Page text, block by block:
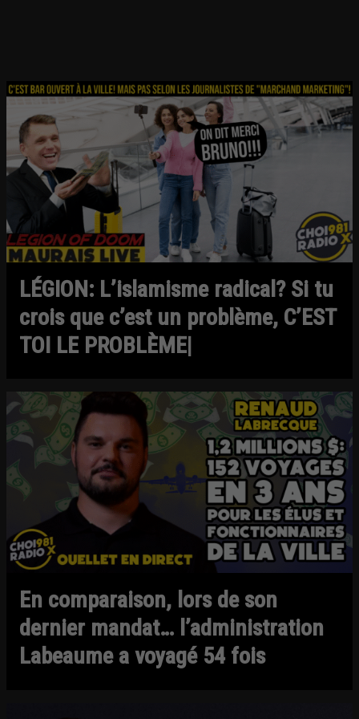
LÉGION: L’islamisme radical? Si tu
crois que c’est un problème, C’EST
TOI LE PROBLÈME|
En comparaison, lors de son
dernier mandat… l’administration
Labeaume a voyagé 54 fois